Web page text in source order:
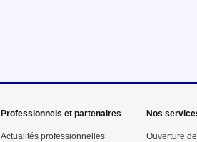
Professionnels et partenaires
Actualités professionnelles
Nos
Ouverture